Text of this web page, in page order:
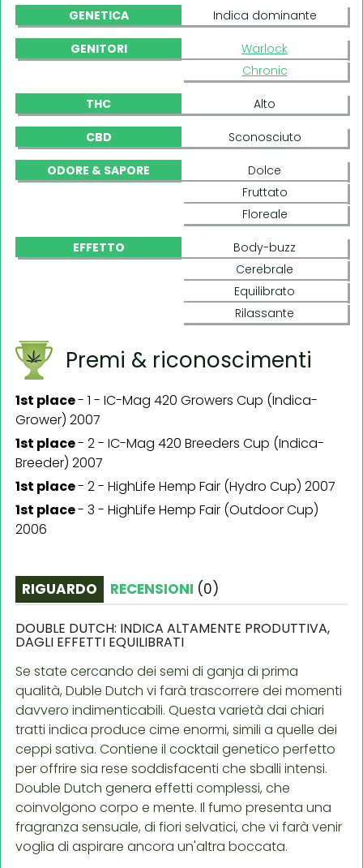
GENETICA Indica dominante
GENITORI
Warlock
Chronic
THC Alto
CBD Sconosciuto
ODORE & SAPORE
Dolce
Fruttato
Floreale
EFFETTO
Body-buzz
Cerebrale
Equilibrato
Rilassante
Premi & riconoscimenti
1st place- 1 - IC-Mag 420 Growers Cup (Indica-
Grower) 2007
1st place- 2 - IC-Mag 420 Breeders Cup (Indica-
Breeder) 2007
1st place- 2 - HighLife Hemp Fair (Hydro Cup) 2007
1st place- 3 - HighLife Hemp Fair (Outdoor Cup)
2006
RIGUARDO RECENSIONI (0)
DOUBLE DUTCH: INDICA ALTAMENTE PRODUTTIVA,
DAGLI EFFETTI EQUILIBRATI
Se state cercando dei semi di ganja di prima
qualità, Duble Dutch vi farà trascorrere dei momenti
davvero indimenticabili. Questa varietà dai chiari
tratti indica produce cime enormi, simili a quelle dei
ceppi sativa. Contiene il cocktail genetico perfetto
per offrire sia rese soddisfacenti che sballi intensi.
Double Dutch genera effetti complessi, che
coinvolgono corpo e mente. Il fumo presenta una
fragranza sensuale, di fiori selvatici, che vi farà venir
voglia di aspirare ancora un'altra boccata.